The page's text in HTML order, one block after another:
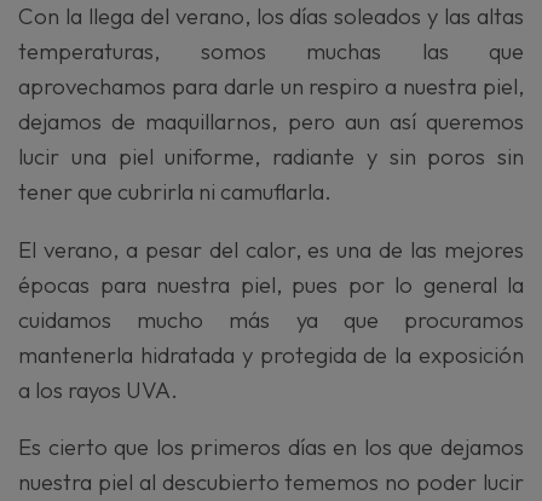
Con la llega del verano, los días soleados y las altas
temperaturas, somos muchas las que
aprovechamos para darle un respiro a nuestra piel,
dejamos de maquillarnos, pero aun así queremos
lucir una piel uniforme, radiante y sin poros sin
tener que cubrirla ni camuflarla.
El verano, a pesar del calor, es una de las mejores
épocas para nuestra piel, pues por lo general la
cuidamos mucho más ya que procuramos
mantenerla hidratada y protegida de la exposición
a los rayos UVA.
Es cierto que los primeros días en los que dejamos
nuestra piel al descubierto tememos no poder lucir